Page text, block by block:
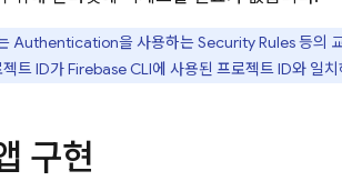
Authentication을 사용하는Security Rules등의
트 ID가Firebase CLI에 사용된 프로젝트 ID와 일
구현